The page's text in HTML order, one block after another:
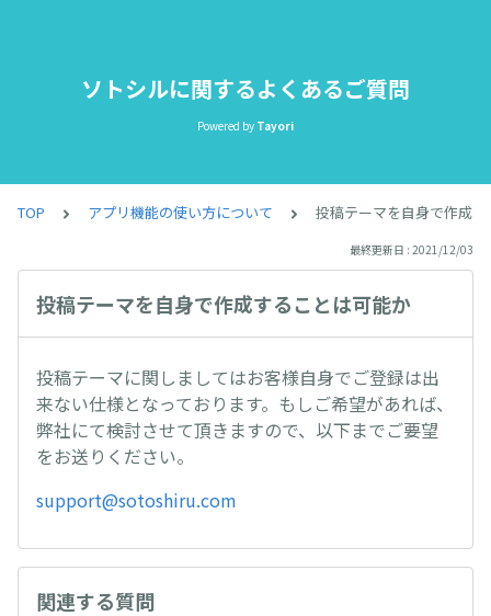
ソトシルに関するよくあるご質問
Powered by Tayori
TOP アプリ機能の使い方について 投稿テーマを自身で作成
最終更新日 : 2021/12/03
投稿テーマを自身で作成することは可能か
投稿テーマに関しましてはお客様自身でご登録は出
来ない仕様となっております。もしご希望があれば、
弊社にて検討させて頂きますので、以下までご要望
をお送りください。
support@sotoshiru.com
関連する質問